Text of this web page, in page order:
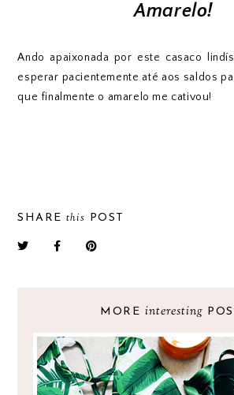
Amarelo!
Ando apaixonada por este casaco
esperar pacientemente até aos saldos
que finalmente o amarelo me cativou!
SHAREthis POST
MORE interesting